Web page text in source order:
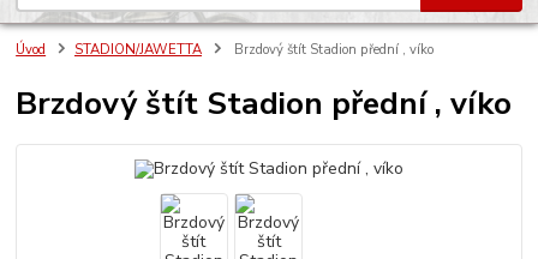
Úvod STADION/JAWETTA Brzdový štít Stadion přední , víko
Brzdový štít Stadion přední , víko